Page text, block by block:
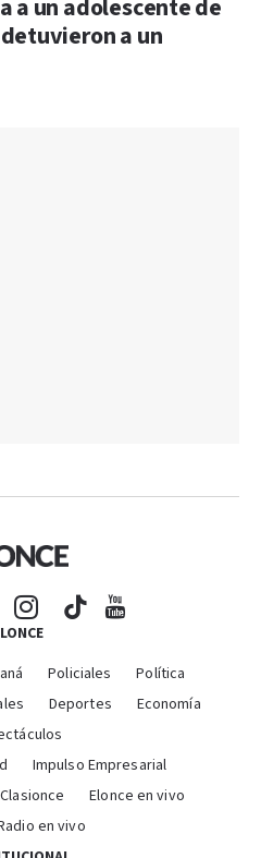
a un adolescente de
a un
Policiales
Política
Deportes
Economía
Impulso Empresarial
Clasionce
Elonce en vivo
en vivo